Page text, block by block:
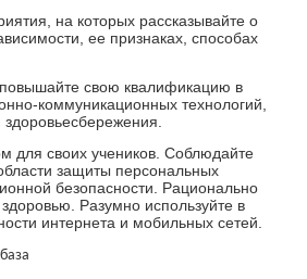
на которых рассказывайте о
ее признаках, способах
свою квалификацию в
коммуникационных технологий,
для своих учеников. Соблюдайте
защиты персональных
безопасности. Рационально
Разумно используйте в
интернета и мобильных сетей.